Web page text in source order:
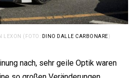
LEXON (FOTO: DINO DALLE CARBONARE)
nach, sehr geile Optik waren